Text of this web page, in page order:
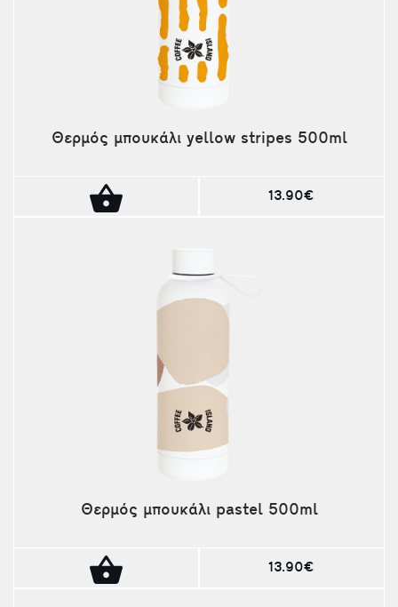
Θερμός μπουκάλι yellow stripes 500ml
13.90€
Θερμός μπουκάλι pastel 500ml
13.90€